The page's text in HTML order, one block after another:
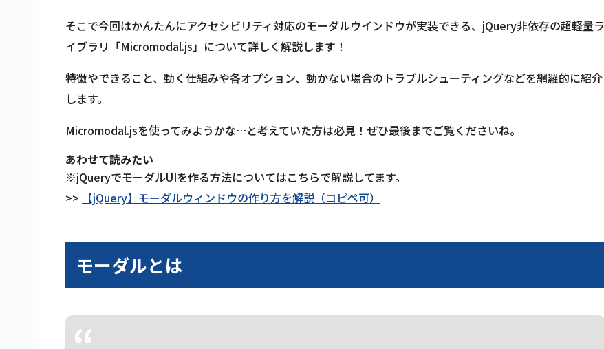
そこで今回はかんたんにアクセシビリティ対応のモーダルウインドウが実装できる、jQuery非依存の超軽量ラ
イブラリ「Micromodal.js」について詳しく解説します！
特徴やできること、動く仕組みや各オプション、動かない場合のトラブルシューティングなどを網羅的に紹介
します。
Micromodal.jsを使ってみようかな…と考えていた方は必見！ぜひ最後までご覧くださいね。
あわせて読みたい
※jQueryでモーダルUIを作る方法についてはこちらで解説してます。
>>
【jQuery】モーダルウィンドウの作り方を解説（コピペ可）
モーダルとは